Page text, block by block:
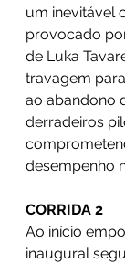
um inevitável
provocado
de Luka
travagem
ao abandono
derradeiros
desempenho
CORRIDA 2
Ao início
inaugural